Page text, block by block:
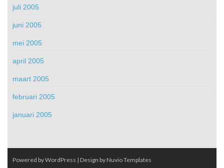
juli 2005
juni 2005
mei 2005
april 2005
maart 2005
februari 2005
januari 2005
Powered by WordPress | Design by Nuvio Templates